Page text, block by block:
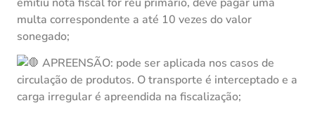
multa correspondente a até 10 vezes do valor
sonegado;
APREENSÃO: pode ser aplicada nos casos de
circulação de produtos. O transporte é interceptado e a
carga irregular é apreendida na fiscalização;